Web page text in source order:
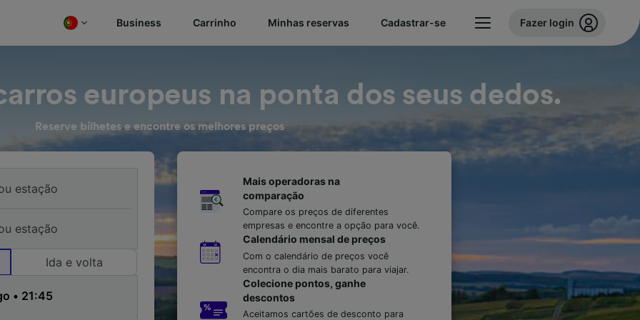
Business Carrinho Minhas reservas Cadastrar-se Fazer login
europeus na ponta dos seus dedos.
Reserve bilhetes e encontre os melhores preços
Ida e volta
Mais operadoras na
comparação
Compare os preços de diferentes
empresas e encontre a opção para você.
Calendário mensal de preços
Com o calendário de preços você
encontra o dia mais barato para viajar.
Colecione pontos, ganhe
descontos
Aceitamos cartões de desconto para